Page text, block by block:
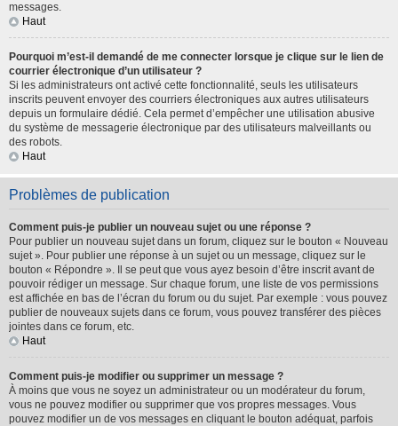
messages.
Haut
Pourquoi m’est-il demandé de me connecter lorsque je clique sur le lien de
courrier électronique d’un utilisateur ?
Si les administrateurs ont activé cette fonctionnalité, seuls les utilisateurs
inscrits peuvent envoyer des courriers électroniques aux autres utilisateurs
depuis un formulaire dédié. Cela permet d’empêcher une utilisation abusive
du système de messagerie électronique par des utilisateurs malveillants ou
des robots.
Haut
Problèmes de publication
Comment puis-je publier un nouveau sujet ou une réponse ?
Pour publier un nouveau sujet dans un forum, cliquez sur le bouton « Nouveau
sujet ». Pour publier une réponse à un sujet ou un message, cliquez sur le
bouton « Répondre ». Il se peut que vous ayez besoin d’être inscrit avant de
pouvoir rédiger un message. Sur chaque forum, une liste de vos permissions
est affichée en bas de l’écran du forum ou du sujet. Par exemple : vous pouvez
publier de nouveaux sujets dans ce forum, vous pouvez transférer des pièces
jointes dans ce forum, etc.
Haut
Comment puis-je modifier ou supprimer un message ?
À moins que vous ne soyez un administrateur ou un modérateur du forum,
vous ne pouvez modifier ou supprimer que vos propres messages. Vous
pouvez modifier un de vos messages en cliquant le bouton adéquat, parfois